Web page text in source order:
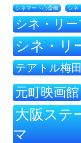
シネマート心斎橋 シネ
シネ・リ
シネ・リ
テアトル梅
元町映画館
大阪ステ
マ